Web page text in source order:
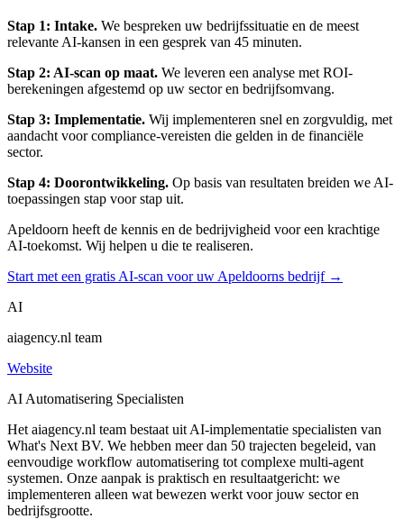
Stap 1: Intake. We bespreken uw bedrijfssituatie en de meest
relevante AI-kansen in een gesprek van 45 minuten.
Stap 2: AI-scan op maat. We leveren een analyse met ROI-
berekeningen afgestemd op uw sector en bedrijfsomvang.
Stap 3: Implementatie. Wij implementeren snel en zorgvuldig, met
aandacht voor compliance-vereisten die gelden in de financiële
sector.
Stap 4: Doorontwikkeling. Op basis van resultaten breiden we AI-
toepassingen stap voor stap uit.
Apeldoorn heeft de kennis en de bedrijvigheid voor een krachtige
AI-toekomst. Wij helpen u die te realiseren.
Start met een gratis AI-scan voor uw Apeldoorns bedrijf →
AI
aiagency.nl team
Website
AI Automatisering Specialisten
Het aiagency.nl team bestaat uit AI-implementatie specialisten van
What's Next BV. We hebben meer dan 50 trajecten begeleid, van
eenvoudige workflow automatisering tot complexe multi-agent
systemen. Onze aanpak is praktisch en resultaatgericht: we
implementeren alleen wat bewezen werkt voor jouw sector en
bedrijfsgrootte.